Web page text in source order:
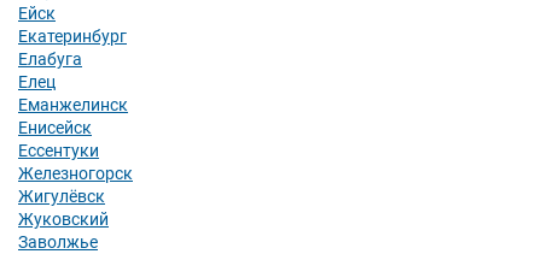
Ейск
Екатеринбург
Елабуга
Елец
Еманжелинск
Енисейск
Ессентуки
Железногорск
Жигулёвск
Жуковский
Заволжье